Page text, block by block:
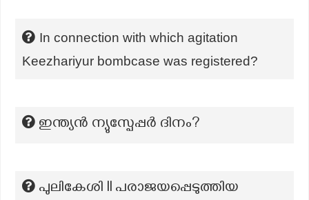
In connection with which agitation
Keezhariyur bombcase was registered?
ഇന്ത്യൻ ന്യുസ്പേപ്പർ ദിനം?
പുലികേശി II പരാജയപ്പെടുത്തിയ